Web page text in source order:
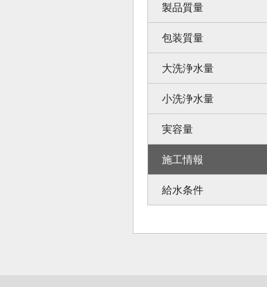
製品質量
包装質量
大洗浄水量
小洗浄水量
実容量
施工情報
給水条件